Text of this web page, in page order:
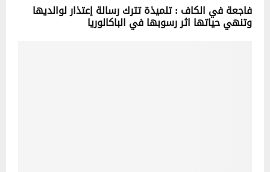
فاجعة في الكاف : تلميذة تترك رسالة إعتذار لوالديها
وتنهي حياتها اثر رسوبها في الباكالوريا